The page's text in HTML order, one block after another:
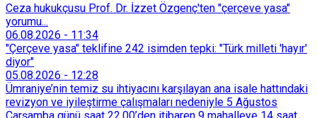
Ceza hukukçusu Prof. Dr. İzzet Özgenç'ten "çerçeve yasa"
yorumu...
06.08.2026 - 11:34
"Çerçeve yasa" teklifine 242 isimden tepki: "Türk milleti 'hayır'
diyor"
05.08.2026 - 12:28
Ümraniye’nin temiz su ihtiyacını karşılayan ana isale hattındaki
revizyon ve iyileştirme çalışmaları nedeniyle 5 Ağustos
Çarşamba günü saat 22.00’den itibaren 9 mahalleye 14 saat